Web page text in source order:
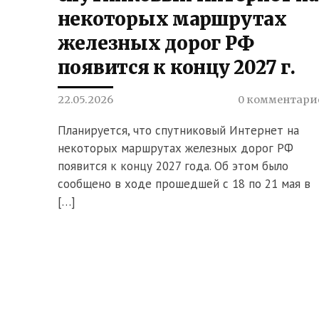
некоторых маршрутах
железных дорог РФ
появится к концу 2027 г.
22.05.2026 0
Планируется, что спутниковый Интернет на
некоторых маршрутах железных дорог РФ
появится к концу 2027 года. Об этом было
сообщено в ходе прошедшей с 18 по 21 мая в
[…]